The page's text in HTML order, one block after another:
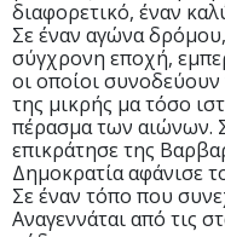
διαφορετικό, έναν
Σε έναν αγώνα
σύγχρονη εποχή,
οι οποίοι
της μικρής μα τόσο
πέρασμα των αιώνων.
επικράτησε της
Δημοκρατία αφάνισε
Σε έναν τόπο που
Αναγεννάται από τις